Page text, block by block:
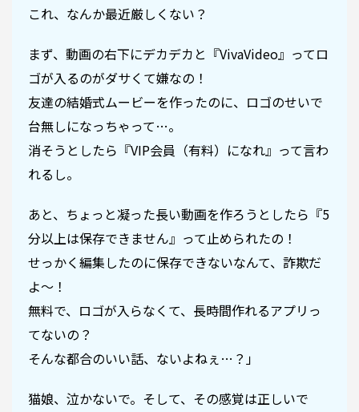
これ、なんか最近厳しくない？
まず、動画の右下にデカデカと『VivaVideo』ってロ
ゴが入るのがダサくて嫌なの！
友達の結婚式ムービーを作ったのに、ロゴのせいで
台無しになっちゃって…。
消そうとしたら『VIP会員（有料）になれ』って言わ
れるし。
あと、ちょっと凝った長い動画を作ろうとしたら『5
分以上は保存できません』って止められたの！
せっかく編集したのに保存できないなんて、詐欺だ
よ〜！
無料で、ロゴが入らなくて、長時間作れるアプリっ
てないの？
そんな都合のいい話、ないよねぇ…？」
猫娘、泣かないで。そして、その感覚は正しいで